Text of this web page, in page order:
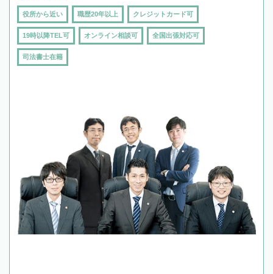
役所から近い 職歴20年以上 クレジットカード可
19時以降TEL可 オンライン相談可 全国出張対応可
司法書士在籍